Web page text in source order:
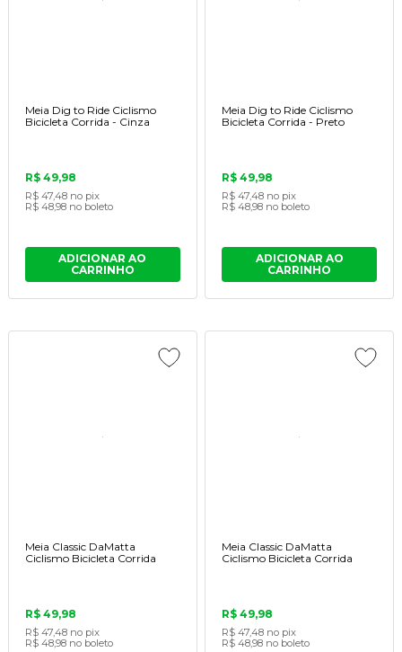
Meia Dig to Ride Ciclismo
Bicicleta Corrida - Cinza
R$ 49,98
R$ 47,48 no pix
R$ 48,98 no boleto
ADICIONAR AO
CARRINHO
Meia Dig to Ride Ciclismo
Bicicleta Corrida - Preto
R$ 49,98
R$ 47,48 no pix
R$ 48,98 no boleto
ADICIONAR AO
CARRINHO
Meia Classic DaMatta
Ciclismo Bicicleta Corrida
R$ 49,98
R$ 47,48 no pix
R$ 48,98 no boleto
Meia Classic DaMatta
Ciclismo Bicicleta Corrida
R$ 49,98
R$ 47,48 no pix
R$ 48,98 no boleto